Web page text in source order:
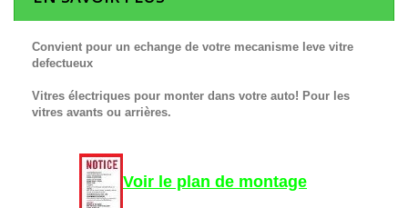
Convient pour un echange de votre mecanisme leve vitre
defectueux
Vitres électriques pour monter dans votre auto! Pour les
vitres avants ou arrières.
Voir le plan de montage